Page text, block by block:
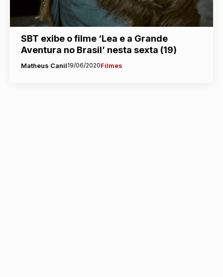
SBT exibe o filme ‘Lea e a Grande
Aventura no Brasil’ nesta sexta (19)
Matheus Canil19/06/2020Filmes